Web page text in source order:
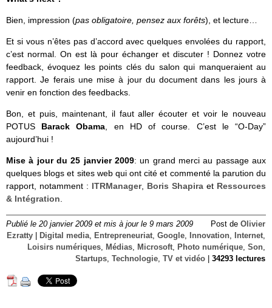
Bien, impression (pas obligatoire, pensez aux forêts), et lecture…
Et si vous n’êtes pas d’accord avec quelques envolées du rapport,
c’est normal. On est là pour échanger et discuter ! Donnez votre
feedback, évoquez les points clés du salon qui manqueraient au
rapport. Je ferais une mise à jour du document dans les jours à
venir en fonction des feedbacks.
Bon, et puis, maintenant, il faut aller écouter et voir le nouveau
POTUS Barack Obama, en HD of course. C’est le “O-Day”
aujourd’hui !
Mise à jour du 25 janvier 2009: un grand merci au passage aux
quelques blogs et sites web qui ont cité et commenté la parution du
rapport, notamment : ITRManager, Boris Shapira et Ressources
& Intégration.
Publié le 20 janvier 2009 et mis à jour le 9 mars 2009 Post de Olivier
Ezratty
Digital media, Entrepreneuriat, Google, Innovation, Internet,
Loisirs numériques, Médias, Microsoft, Photo numérique, Son,
Startups, Technologie, TV et vidéo 34293 lectures